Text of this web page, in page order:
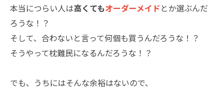
本当につらい人は高くてもオーダーメイド とか選ぶんだ
ろうな！？
そして、合わないと言って何個も買うんだろうな！？
そうやって枕難民になるんだろうな！？
でも、うちにはそんな余裕はないので、